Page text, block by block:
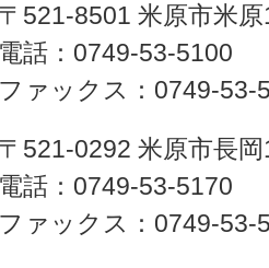
〒521-8501 米原市米
電話：0749-53-5100
ファックス：0749-53-
〒521-0292 米原市長
電話：0749-53-5170
ファックス：0749-53-